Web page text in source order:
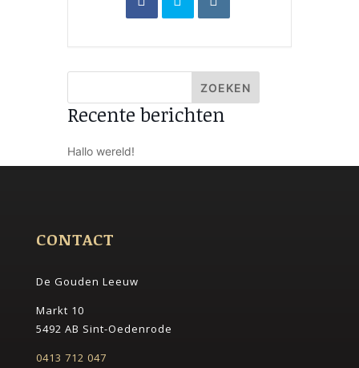
Recente berichten
Hallo wereld!
CONTACT
De Gouden Leeuw
Markt 10
5492 AB Sint-Oedenrode
0413 712 047